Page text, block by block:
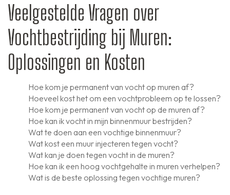
Veelgestelde Vragen over
Vochtbestrijding bij Muren:
Oplossingen en Kosten
Hoe kom je permanent van vocht op muren af?
Hoeveel kost het om een vochtprobleem op te lossen?
Hoe kom je permanent van vocht op de muren af?
Hoe kan ik vocht in mijn binnenmuur bestrijden?
Wat te doen aan een vochtige binnenmuur?
Wat kost een muur injecteren tegen vocht?
Wat kan je doen tegen vocht in de muren?
Hoe kan ik een hoog vochtgehalte in muren verhelpen?
Wat is de beste oplossing tegen vochtige muren?